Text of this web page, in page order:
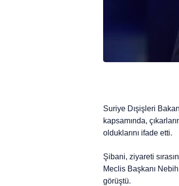
Suriye Dışişleri
kapsamında,
olduklarını ifade etti.
Şibani, ziyareti
Meclis Başkanı
görüştü.